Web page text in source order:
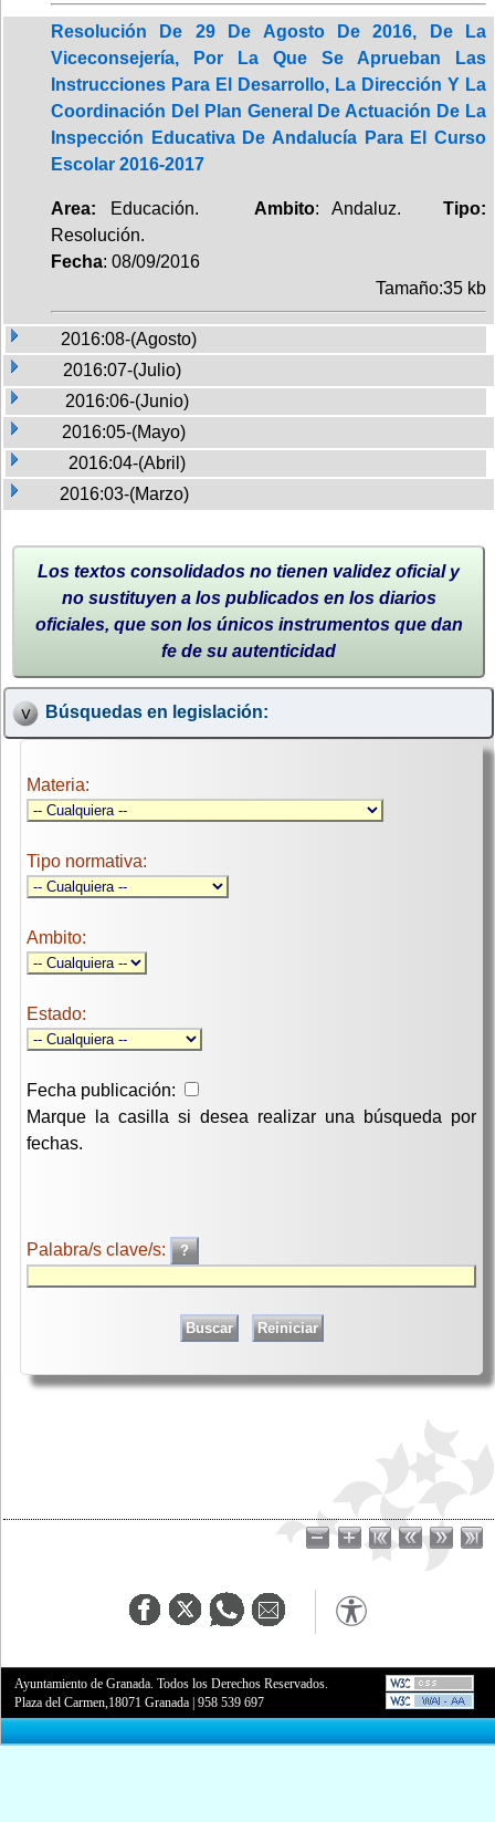
Resolución De 29 De Agosto De 2016, De La
Viceconsejería, Por La Que Se Aprueban Las
Instrucciones Para El Desarrollo, La Dirección Y La
Coordinación Del Plan General De Actuación De La
Inspección Educativa De Andalucía Para El Curso
Escolar 2016-2017
Area: Educación. Ambito: Andaluz.Tipo:
Resolución.
Fecha: 08/09/2016
Tamaño:35 kb
2016:08-(Agosto)
2016:07-(Julio)
2016:06-(Junio)
2016:05-(Mayo)
2016:04-(Abril)
2016:03-(Marzo)
Los textos consolidados no tienen validez oficial y
no sustituyen a los publicados en los diarios
oficiales, que son los únicos instrumentos que dan
fe de su autenticidad
Búsquedas en legislación:
Materia:
Tipo normativa:
Ambito:
Estado:
Fecha publicación:
Marque la casilla si desea realizar una búsqueda por
fechas.
Palabra/s clave/s:
Ayuntamiento de Granada. Todos los Derechos Reservados.
Plaza del Carmen,18071 Granada |958 539 697